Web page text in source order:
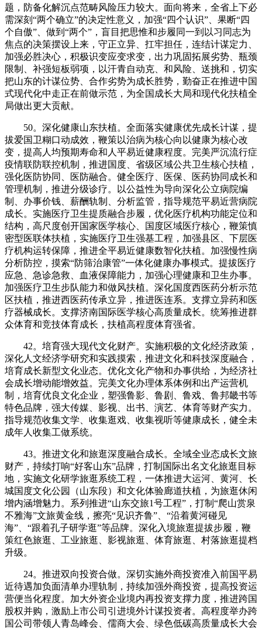
题，防备化解沉点范畴风险压力较大。面向将来，全省上下必
需深刻“两个确立”的决定性意义，加强“四个认识”、果断“四
个自傲”、做到“两个”，盲目把思惟和步履同一到以习同志为
焦点的决策摆设上来，守正立异、扛牢担任，连结计谋定力、
加强必胜决心，积极识变应变求变，出力巩固拓展劣势、瓶颈
限制、补强短板弱项，以汗青自动克、和风险、送挑和，切实
把山东的计谋位势、合作劣势为成长胜势，勤奋正在推进中国
式现代化中走正在前做示范，为全国成长大局和现代化扶植全
局做出更大贡献。
50。深化健康山东扶植。全面落实健康优先成长计谋，提
拔爱国卫糊口动成效，鞭策以治病为核心向以健康为核心改
变，提高人均预期寿命和人平易近健康程度。完美严沉流行症
疫情联防联控机制，推进国度、省级区域公共卫生核心扶植，
强化医防协同、医防融合。健全医疗、医保、医药协同成长和
管理机制，推进分级诊疗。以公益性为导向深化公立病院编
制、办事价钱、薪酬轨制、分析监管，指导规范平易近营病院
成长。实施医疗卫生提质融合步履，优化医疗机构功能定位和
结构，高尺度创开国家医学核心、国度区域医疗核心，鞭策慎
密型医联体扶植，实施医疗卫生强基工程，加强县区、下层医
疗机构运转保障，推进全平易近健康数智化扶植。加强慢性病
分析防控，摸索“防筛治康管”一体化健康办事模式。提拔医疗
应急、急诊急救、血液保障能力，加强心理健康和卫生办事。
加强医疗卫生步队能力和做风扶植。深化国度西医药分析示范
区扶植，推进西医药传承立异，推进医连系。支撑立异药和医
疗器械成长。支撑济南国际医学核心高质量成长。统筹推进群
众体育和竞技体育成长，扶植高程度体育强省。
42。培育强大现代文化财产。实施积极的文化经济政策，
深化人文经济学研究和实践摸索，推进文化和科技深度融合，
培育成长新型文化业态。优化文化产物和办事供给，为经济社
会成长增动能增效益。完美文化办理体系体例和出产运营机
制，培育优良文化企业，塑强鲁影、鲁剧、鲁戏、鲁邦畿书等
特色品牌，强大传媒、影视、出书、演艺、体育等财产实力。
指导规范收集文学、收集逛戏、收集视听等健康成长，健全未
成年人收集工做系统。
43。推进文化和旅逛深度融合成长。全域全业态成长文旅
财产，持续打响“好客山东”品牌，打制国际出名文化旅逛目标
地，实施文化研学旅逛系统工程，一体推进大运河、黄河、长
城国度文化公园（山东段）和文化体验廊道扶植，为旅逛休闲
增内涵增魅力。系列推进“山东交旅1号工程”，打制“爬山赏泉
不雅海”文旅黄金线，擦亮“见识齐鲁”、“沿着黄河碰见
海”、“跟着孔子研学逛”等品牌。深化入境旅逛提拔步履，鞭
策红色旅逛、工业旅逛、影视旅逛、体育旅逛、村落旅逛提档
升级。
24。推进双向投资合做。深切实施外商投资准入前国平易
近待遇加负面清单办理轨制，持续加强外商投资，提高投资运
营便当化程度。加大外资企业境内再投资支撑力度，推进跨国
股权并购，激励上市公司引进境外计谋投资者。高程度举办跨
国公司带领人青岛峰会、儒商大会、绿色低碳高质量成长大会